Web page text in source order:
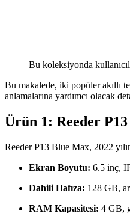
Bu koleksiyonda
Bu makalede, iki popüler akıllı
anlamalarına yardımcı olacak
Ürün 1: Reeder
Reeder P13 Blue Max, 2022
Ekran Boyutu: 6.5 inç,
Dahili Hafıza: 128 GB,
RAM Kapasitesi: 4 GB,